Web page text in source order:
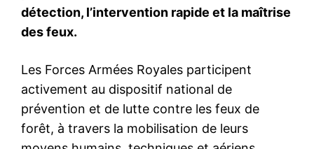
Insight Publications
À propos
Nous contacter
Formules d’abonnement